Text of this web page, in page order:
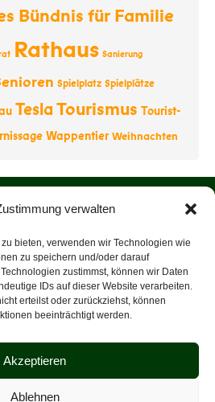
verwalten
bieten, verwenden wir Technologien wie
zu speichern und/oder darauf
zustimmst, können wir Daten
IDs auf dieser Website verarbeiten.
erteilst oder zurückziehst, können
beeinträchtigt werden.
Akzeptieren
Ablehnen
Bündnis für Familie
Rathaus Sanierung
Spielplatz Spielplätze
TeslaTourismus Tourist-
Wappentier Weihnachten